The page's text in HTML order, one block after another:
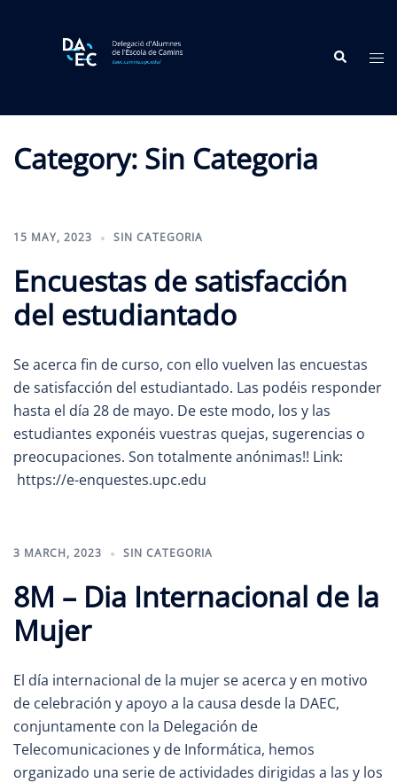
Search
Category: Sin Categoria
15 MAY, 2023 SIN CATEGORIA
Encuestas de satisfacción
del estudiantado
Se acerca fin de curso, con ello vuelven las encuestas
de satisfacción del estudiantado. Las podéis responder
hasta el día 28 de mayo. De este modo, los y las
estudiantes exponéis vuestras quejas, sugerencias o
preocupaciones. Son totalmente anónimas!! Link:
https://e-enquestes.upc.edu
3 MARCH, 2023 SIN CATEGORIA
8M – Dia Internacional de la
Mujer
El día internacional de la mujer se acerca y en motivo
de celebración y apoyo a la causa desde la DAEC,
conjuntamente con la Delegación de
Telecomunicaciones y de Informática, hemos
organizado una serie de actividades dirigidas a las y los